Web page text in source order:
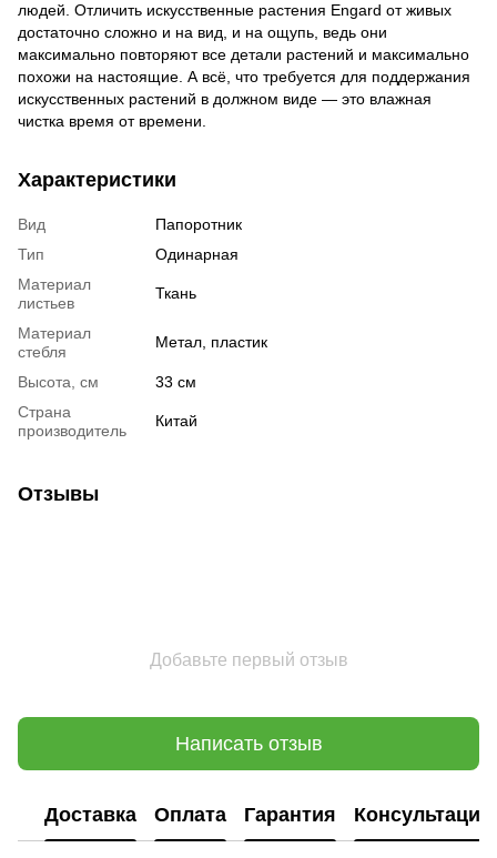
людей. Отличить искусственные растения Engard от живых
достаточно сложно и на вид, и на ощупь, ведь они
максимально повторяют все детали растений и максимально
похожи на настоящие. А всё, что требуется для поддержания
искусственных растений в должном виде — это влажная
чистка время от времени.
Характеристики
Вид
Папоротник
Тип
Одинарная
Материал
листьев
Ткань
Материал
стебля
Метал, пластик
Высота, см
33 см
Страна
производитель
Китай
Отзывы
Добавьте первый отзыв
Написать отзыв
Доставка Оплата Гарантия Консультация